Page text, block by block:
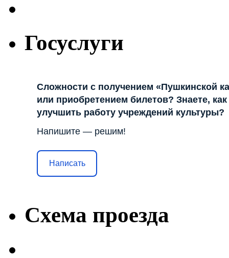
Госуслуги
Сложности с получением «Пушкинской
или приобретением билетов? Знаете, как
улучшить работу учреждений культуры?
Напишите — решим!
Написать
Схема проезда